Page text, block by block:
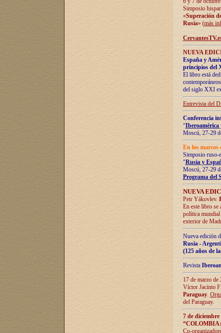
Simposio
«Superación
Rusia» (más
NUEVA
España y
principios del
El libro está
del siglo XXI
Entrevista del
Conferencia
“Iberoamérica
Moscú, 27-29
En los marcos
Simposio ruso-
"Rusia y
Moscú, 27-29
Programa del
NUEVA
Petr Yákovlev.
En este libro se
política mundial
exterior de
Nueva edición
Rusia -
(125 años de
Revista
17 de marzo
Víctor Jacinto
Paraguay.
del Paraguay.
7 de
Co-